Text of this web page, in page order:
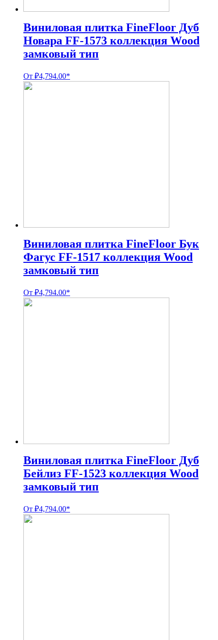
Виниловая плитка FineFloor Дуб
Новара FF-1573 коллекция Wood
замковый тип
От ₽4,794.00*
Виниловая плитка FineFloor Бук
Фагус FF-1517 коллекция Wood
замковый тип
От ₽4,794.00*
Виниловая плитка FineFloor Дуб
Бейлиз FF-1523 коллекция Wood
замковый тип
От ₽4,794.00*